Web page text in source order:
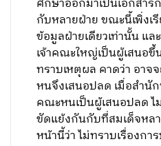
ศึกษาออกมาเป็นเอกสา
กับหลายฝ่าย ขณะนี้เพิ่งเ
ข้อมูลฝ่ายเดียวเท่านั้น แ
เจ้าคณะใหญ่เป็นผู้เสนอ
ทราบเหตุผล คาดว่า อาจ
หนจึงเสนอปลด เมื่อสำนั
คณะหนเป็นผู้เสนอปลด
ขัดแย้งกันกับที่สมเด็จหล
หน้านี้ว่า ไม่ทราบเรื่องกา